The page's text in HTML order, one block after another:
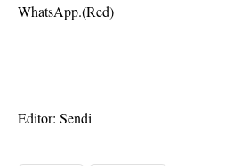
WhatsApp.(Red)
Editor: Sendi